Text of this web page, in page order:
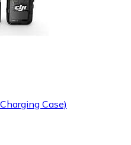
Case)